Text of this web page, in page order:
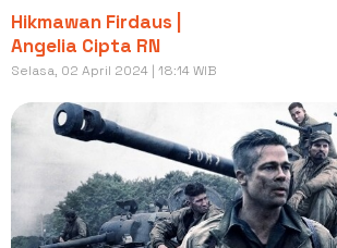
Hikmawan Firdaus |
Angelia Cipta RN
Selasa, 02 April 2024 | 18:14 WIB